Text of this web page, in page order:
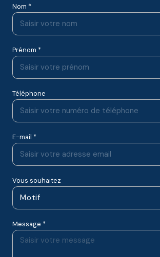
Nom *
Prénom *
Téléphone
E-mail *
Vous souhaitez
Motif
Message *